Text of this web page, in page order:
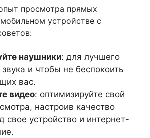
просмотра прямых
устройстве с
наушники: для лучшего
звука и чтобы не беспокоить
вас.
видео: оптимизируйте свой
настроив качество
свое устройство и интернет-